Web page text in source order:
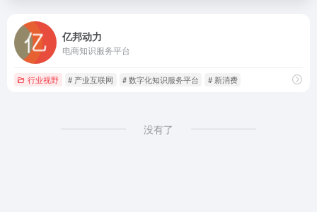
亿邦动力
电商知识服务平台
行业视野 # 产业互联网 # 数字化知识服务平台 # 新消费
没有了